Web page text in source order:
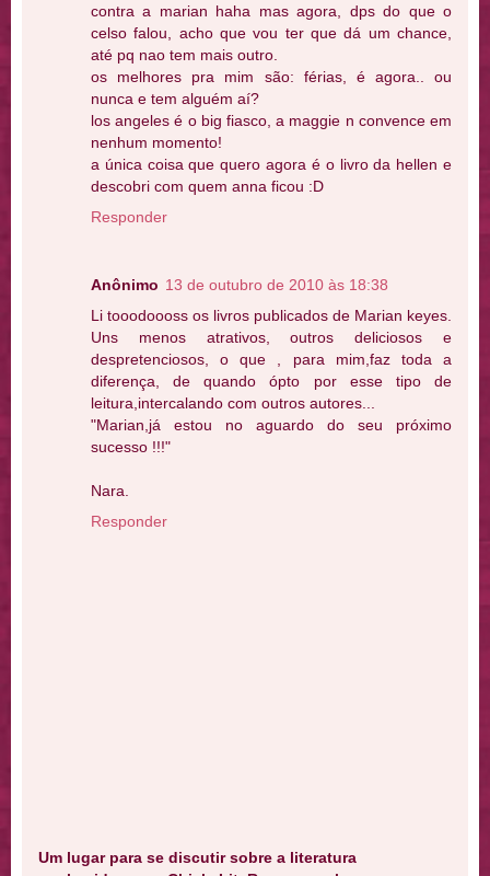
contra a marian haha mas agora, dps do que o
celso falou, acho que vou ter que dá um chance,
até pq nao tem mais outro.
os melhores pra mim são: férias, é agora.. ou
nunca e tem alguém aí?
los angeles é o big fiasco, a maggie n convence em
nenhum momento!
a única coisa que quero agora é o livro da hellen e
descobri com quem anna ficou :D
Responder
Anônimo 13 de outubro de 2010 às 18:38
Li tooodoooss os livros publicados de Marian keyes.
Uns menos atrativos, outros deliciosos e
despretenciosos, o que , para mim,faz toda a
diferença, de quando ópto por esse tipo de
leitura,intercalando com outros autores...
"Marian,já estou no aguardo do seu próximo
sucesso !!!"
Nara.
Responder
Um lugar para se discutir sobre a literatura